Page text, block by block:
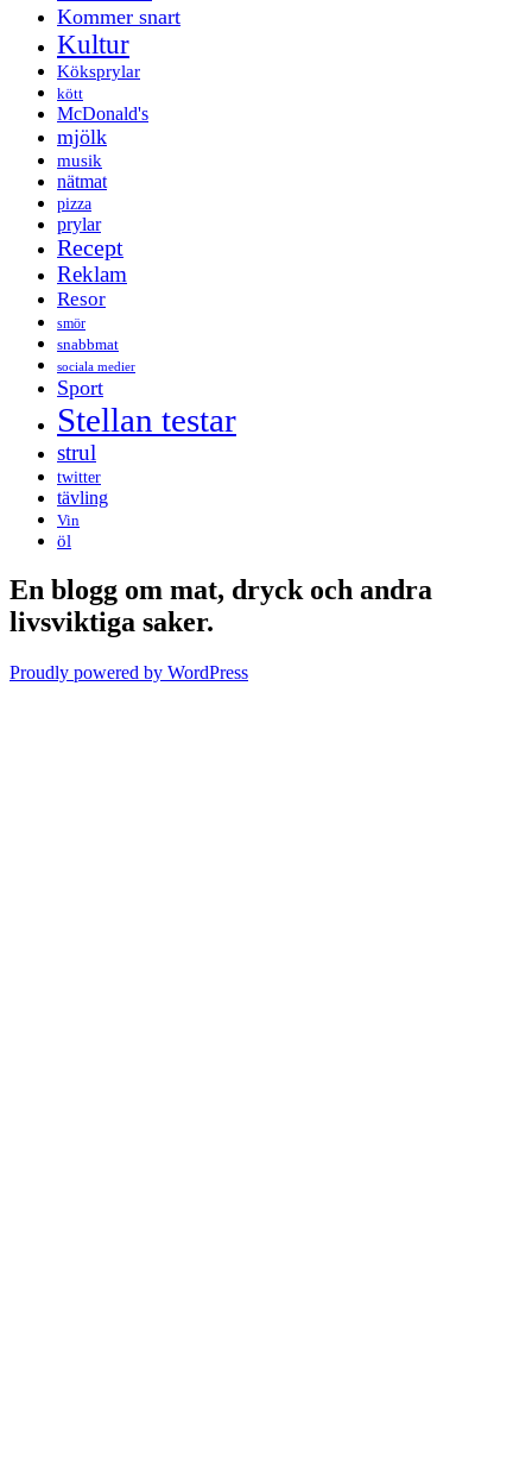
Kommer snart
Kultur
Köksprylar
kött
McDonald's
mjölk
musik
nätmat
pizza
prylar
Recept
Reklam
Resor
smör
snabbmat
sociala medier
Sport
Stellan testar
strul
twitter
tävling
Vin
öl
En blogg om mat, dryck och andra
livsviktiga saker.
Proudly powered by WordPress